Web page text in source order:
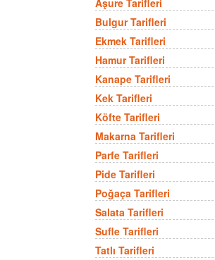
Aşure Tarifleri
Bulgur Tarifleri
Ekmek Tarifleri
Hamur Tarifleri
Kanape Tarifleri
Kek Tarifleri
Köfte Tarifleri
Makarna Tarifleri
Parfe Tarifleri
Pide Tarifleri
Poğaça Tarifleri
Salata Tarifleri
Sufle Tarifleri
Tatlı Tarifleri